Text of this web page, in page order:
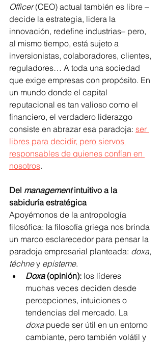
Officer (CEO) actual también es libre –
decide la estrategia, lidera la
innovación, redefine industrias– pero,
al mismo tiempo, está sujeto a
inversionistas, colaboradores, clientes,
reguladores… A toda una sociedad
que exige empresas con propósito. En
un mundo donde el capital
reputacional es tan valioso como el
financiero, el verdadero liderazgo
consiste en abrazar esa paradoja: ser
libres para decidir, pero siervos
responsables de quienes confían en
nosotros.
Del management intuitivo a la
sabiduría estratégica
Apoyémonos de la antropología
filosófica: la filosofía griega nos brinda
un marco esclarecedor para pensar la
paradoja empresarial planteada: doxa,
téchne y episteme.
Doxa (opinión): los líderes
muchas veces deciden desde
percepciones, intuiciones o
tendencias del mercado. La
doxa puede ser útil en un entorno
cambiante, pero también volátil y